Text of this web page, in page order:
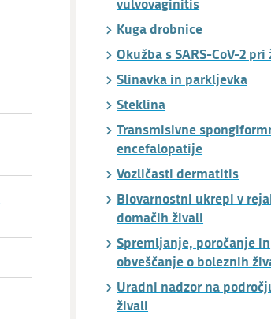
Kuga drobnice
Okužba s SARS-CoV-2
Slinavka in parkljevka
Steklina
Transmisivne
encefalopatije
Vozličasti dermatitis
Biovarnostni ukrepi v
domačih živali
Spremljanje, poročanje in
obveščanje o boleznih
Uradni nadzor na
živali